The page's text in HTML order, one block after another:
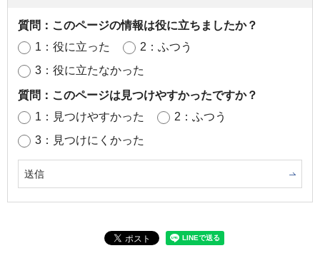
質問：このページの情報は役に立ちましたか？
1：役に立った
2：ふつう
3：役に立たなかった
質問：このページは見つけやすかったですか？
1：見つけやすかった
2：ふつう
3：見つけにくかった